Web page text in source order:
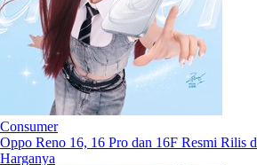
Consumer
Oppo Reno 16, 16 Pro dan 16F Resmi Rilis
Harganya